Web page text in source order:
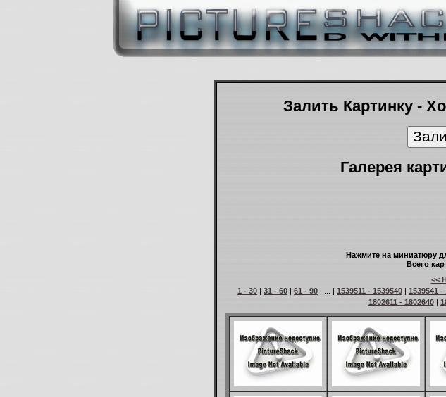
Залить Картинку -
Галерея
Нажмите на миниатюру
Всего
<<
1 - 30 | 31 - 60 | 61 - 90 | ... | 1539511 - 1539540 | 1539541 -
1802611 - 1802640|